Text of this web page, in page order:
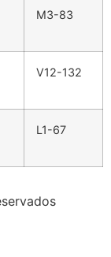
M3-83
V12-132
L1-67